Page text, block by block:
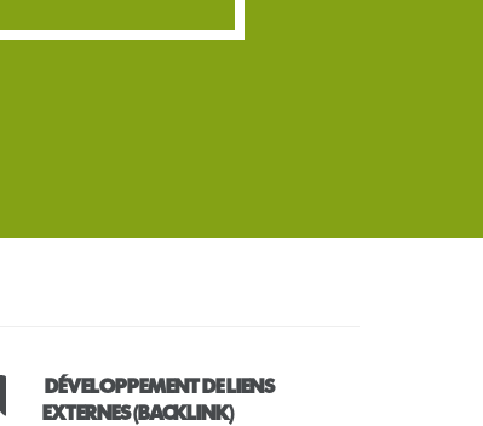
DÉVELOPPEMENT DE LIENS
EXTERNES (BACKLINK)